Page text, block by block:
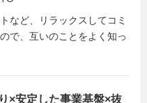
など、リラックスしてコミ
で、互いのことをよく知っ
×安定した事業基盤×抜